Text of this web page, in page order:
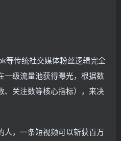
等传统社交媒体粉丝逻辑完全
一级流量池获得曝光，根据数
、关注数等核心指标），来决
人，一条短视频可以斩获百万